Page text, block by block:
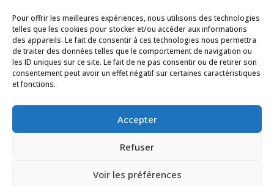
Pour offrir les meilleures expériences, nous utilisons des technologies
telles que les cookies pour stocker et/ou accéder aux informations
des appareils. Le fait de consentir à ces technologies nous permettra
de traiter des données telles que le comportement de navigation ou
les ID uniques sur ce site. Le fait de ne pas consentir ou de retirer son
consentement peut avoir un effet négatif sur certaines caractéristiques
et fonctions.
Accepter
Refuser
Voir les préférences
MENTIONS LÉGALES
Politique de cookies (UE)
SUIVEZ-NOUS SUR : f In